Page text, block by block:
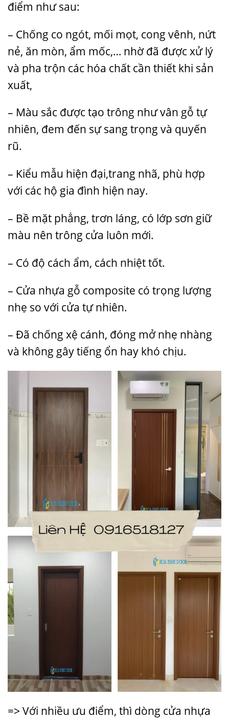
điểm như sau:
– Chống co ngót, mối mọt, cong vênh, nứt
nẻ, ăn mòn, ẩm mốc,… nhờ đã được xử lý
và pha trộn các hóa chất cần thiết khi sản
xuất,
– Màu sắc được tạo trông như vân gỗ tự
nhiên, đem đến sự sang trọng và quyến
rũ.
– Kiểu mẫu hiện đại,trang nhã, phù hợp
với các hộ gia đình hiện nay.
– Bề mặt phẳng, trơn láng, có lớp sơn giữ
màu nên trông cửa luôn mới.
– Có độ cách ẩm, cách nhiệt tốt.
– Cửa nhựa gỗ composite có trọng lượng
nhẹ so với cửa tự nhiên.
– Đã chống xệ cánh, đóng mở nhẹ nhàng
và không gây tiếng ổn hay khó chịu.
=> Với nhiều ưu điểm, thì dòng cửa nhựa